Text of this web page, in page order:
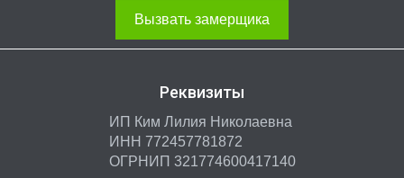
Вызвать замерщика
Реквизиты
ИП Ким Лилия Николаевна
ИНН 772457781872
ОГРНИП 321774600417140